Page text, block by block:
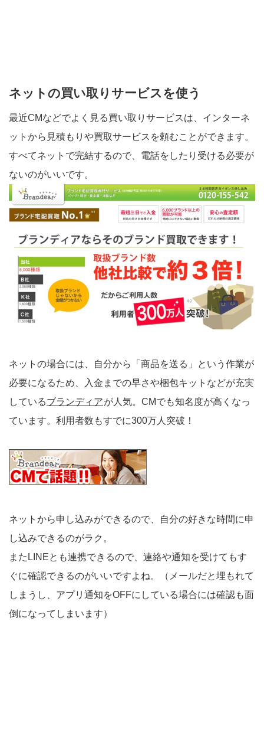
ネットの買い取りサービスを使う
最近CMなどでよく見る買い取りサービスは、インターネ
ットから見積もりや買取サービスを頼むことができます。
すべてネットで完結するので、電話をしたり受ける必要が
ないのがいいです。
ネットの場合には、自分から「商品を送る」という作業が
必要になるため、入金までの早さや梱包キットなどが充実
しているブランディアが人気。CMでも知名度が高くなっ
ています。利用者数もすでに300万人突破！
ネットから申し込みができるので、自分の好きな時間に申
し込みできるのがラク。
またLINEとも連携できるので、連絡や通知を受けてもす
ぐに確認できるのがいいですよね。（メールだと埋もれて
しまうし、アプリ通知をOFFにしている場合には確認も面
倒になってしまいます）